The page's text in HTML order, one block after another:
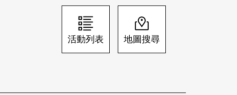
活動列表 地圖搜尋